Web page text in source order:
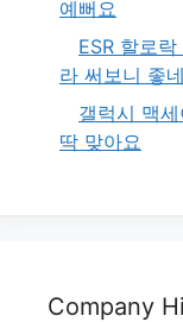
예뻐요
ESR 할로
라 써보니 좋
갤럭시 맥
딱 맞아요
Company